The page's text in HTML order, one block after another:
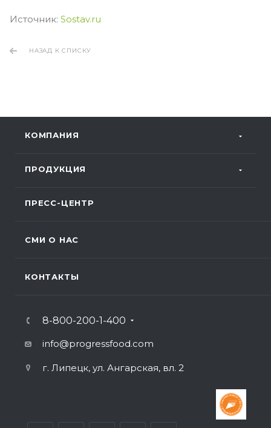
Источник: Sostav.ru
НАЗАД К СПИСКУ
КОМПАНИЯ
ПРОДУКЦИЯ
ПРЕСС-ЦЕНТР
СМИ О НАС
КОНТАКТЫ
8-800-200-1-400
info@progressfood.com
г. Липецк, ул. Ангарская, вл. 2